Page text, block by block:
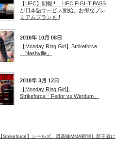
【UFC】朗報!!! UFC FIGHT PASS
が日本語サービス開始、お得なプレ
ミアムプランも!!
2018年 10月 08日
【Monday Ring Girl】Strikeforce
「Nashville」
2018年 3月 12日
【Monday Ring Girl】
Strikeforce「Fedor vs Werdum」
【Strikeforce】シールズ、最高峰MMA戦制し新王者に